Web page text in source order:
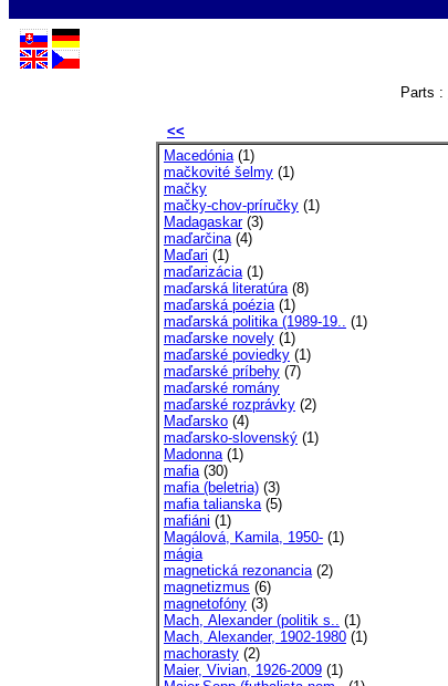
Parts :
<<
Macedónia(1)
mačkovité šelmy (1)
mačky
mačky-chov-príručky (1)
Madagaskar(3)
maďarčina(4)
Maďari (1)
maďarizácia(1)
maďarská literatúra(8)
maďarská poézia(1)
maďarská politika (1989-19.. (1)
maďarske novely (1)
maďarské poviedky (1)
maďarské príbehy (7)
maďarské romány
maďarské rozprávky (2)
Maďarsko (4)
maďarsko-slovenský (1)
Madonna(1)
mafia(30)
mafia (beletria) (3)
mafia talianska(5)
mafiáni (1)
Magálová, Kamila, 1950- (1)
mágia
magnetická rezonancia(2)
magnetizmus (6)
magnetofóny (3)
Mach, Alexander (politik s.. (1)
Mach, Alexander, 1902-1980 (1)
machorasty (2)
Maier, Vivian, 1926-2009 (1)